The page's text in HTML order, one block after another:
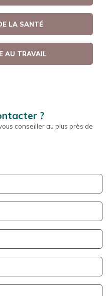
LA SANTÉ
AU TRAVAIL
?
conseiller au plus près de